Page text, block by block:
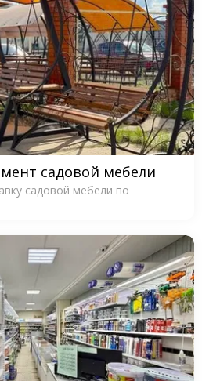
садовой мебели
садовой мебели по